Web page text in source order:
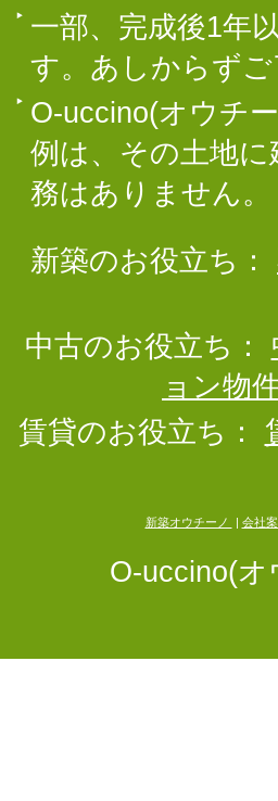
一部、完成後1年
す。あしからずご
O-uccino(オウチ
例は、その土地
務はありません。
新築のお役立ち：
中古のお役立ち：
ョン物
賃貸のお役立ち：
新築オウチーノ 会社
O-uccino(